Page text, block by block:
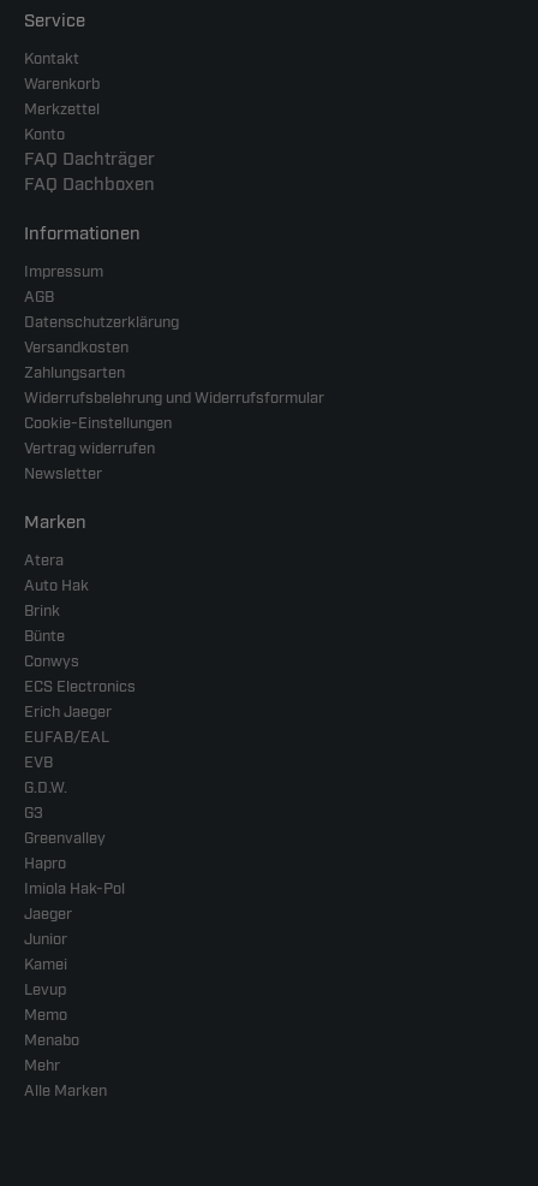
Service
Kontakt
Warenkorb
Merkzettel
Konto
FAQ Dachträger
FAQ Dachboxen
Informationen
Impressum
AGB
Datenschutzerklärung
Versandkosten
Zahlungsarten
Widerrufsbelehrung und Widerrufsformular
Cookie-Einstellungen
Vertrag widerrufen
Newsletter
Marken
Atera
Auto Hak
Brink
Bünte
Conwys
ECS Electronics
Erich Jaeger
EUFAB/EAL
EVB
G.D.W.
G3
Greenvalley
Hapro
Imiola Hak-Pol
Jaeger
Junior
Kamei
Levup
Memo
Menabo
Mehr
Alle Marken